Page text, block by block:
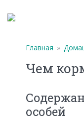
Главная »
Чем
особей